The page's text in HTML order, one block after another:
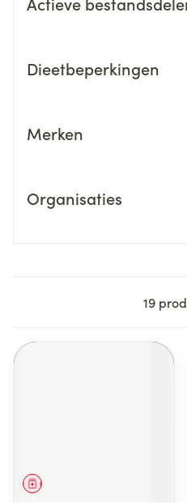
Dieetbeperkingen
Merken
Organisaties
19
Geneesmiddel